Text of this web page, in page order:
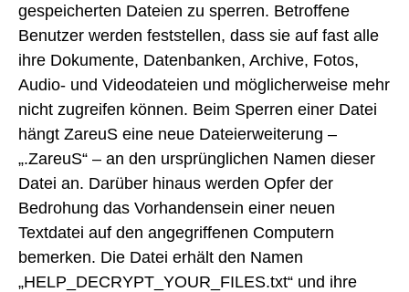
gespeicherten Dateien zu sperren. Betroffene
Benutzer werden feststellen, dass sie auf fast alle
ihre Dokumente, Datenbanken, Archive, Fotos,
Audio- und Videodateien und möglicherweise mehr
nicht zugreifen können. Beim Sperren einer Datei
hängt ZareuS eine neue Dateierweiterung –
„.ZareuS“ – an den ursprünglichen Namen dieser
Datei an. Darüber hinaus werden Opfer der
Bedrohung das Vorhandensein einer neuen
Textdatei auf den angegriffenen Computern
bemerken. Die Datei erhält den Namen
„HELP_DECRYPT_YOUR_FILES.txt“ und ihre